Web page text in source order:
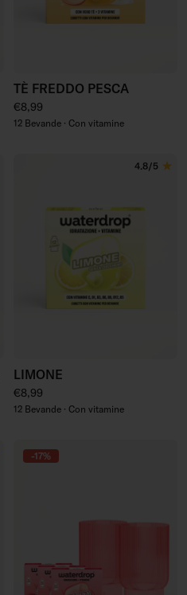
TÈ FREDDO PESCA
Prezzo regolare
€8,99
12 Bevande · Con vitamine
4.8/5
LIMONE
Prezzo regolare
€8,99
12 Bevande · Con vitamine
-17%